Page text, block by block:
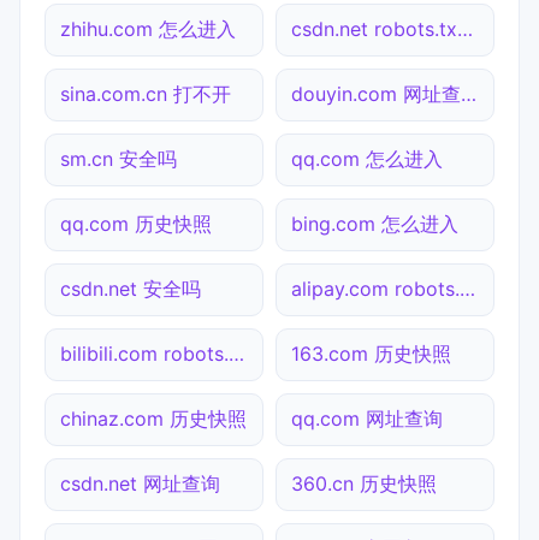
zhihu.com 怎么进入 csdn.net robots.txt检测
sina.com.cn 打不开 douyin.com 网址查询
sm.cn 安全吗 qq.com 怎么进入
qq.com 历史快照 bing.com 怎么进入
csdn.net 安全吗 alipay.com robots.txt检测
bilibili.com robots.txt检测 163.com 历史快照
chinaz.com 历史快照 qq.com 网址查询
csdn.net 网址查询 360.cn 历史快照